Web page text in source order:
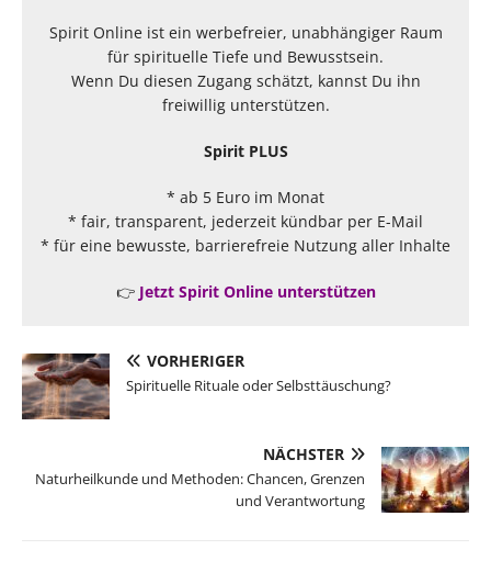
Spirit Online ist ein werbefreier, unabhängiger Raum
für spirituelle Tiefe und Bewusstsein.
Wenn Du diesen Zugang schätzt, kannst Du ihn
freiwillig unterstützen.
Spirit PLUS
* ab 5 Euro im Monat
* fair, transparent, jederzeit kündbar per E-Mail
* für eine bewusste, barrierefreie Nutzung aller Inhalte
👉 Jetzt Spirit Online unterstützen
VORHERIGER
Spirituelle Rituale oder Selbsttäuschung?
NÄCHSTER
Naturheilkunde und Methoden: Chancen, Grenzen
und Verantwortung